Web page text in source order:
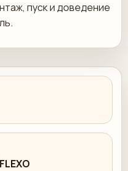
пуск и доведение